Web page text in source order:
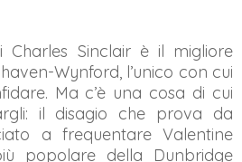
Charles Sinclair è il migliore
Wynford, l’unico con cui
Ma c’è una cosa di cui
il disagio che prova da
a frequentare Valentine
popolare della Dunbridge